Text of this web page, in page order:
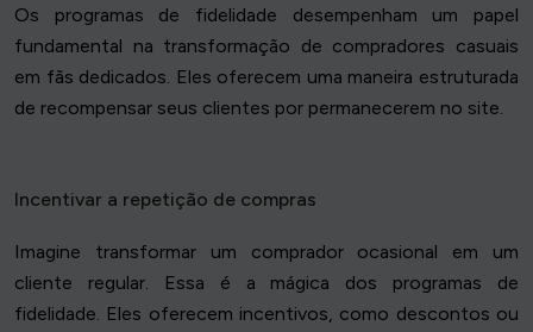
Os programas de fidelidade desempenham um papel
fundamental na transformação de compradores casuais
em fãs dedicados. Eles oferecem uma maneira estruturada
de recompensar seus clientes por permanecerem no site.
Incentivar a repetição de compras
Imagine transformar um comprador ocasional em um
cliente regular. Essa é a mágica dos programas de
fidelidade. Eles oferecem incentivos, como descontos ou